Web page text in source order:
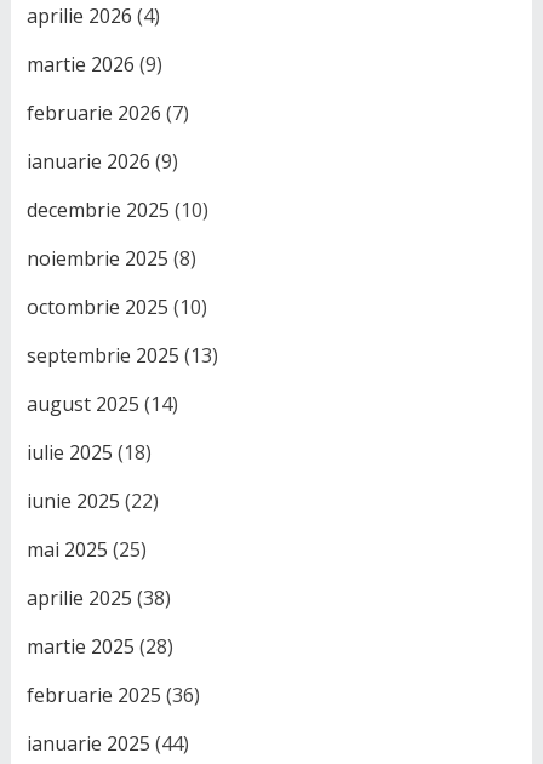
aprilie 2026 (4)
martie 2026 (9)
februarie 2026 (7)
ianuarie 2026 (9)
decembrie 2025 (10)
noiembrie 2025 (8)
octombrie 2025 (10)
septembrie 2025 (13)
august 2025 (14)
iulie 2025 (18)
iunie 2025 (22)
mai 2025 (25)
aprilie 2025 (38)
martie 2025 (28)
februarie 2025 (36)
ianuarie 2025 (44)